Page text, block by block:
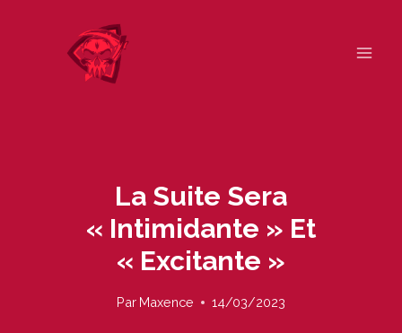
La Suite Sera
« Intimidante » Et
« Excitante »
Par Maxence 14/03/2023